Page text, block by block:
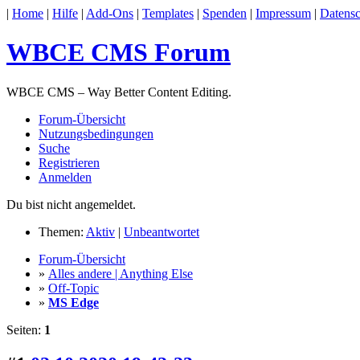
| Home | Hilfe | Add-Ons | Templates | Spenden | Impressum |
WBCE CMS Forum
WBCE CMS – Way Better Content Editing.
Forum-Übersicht
Nutzungsbedingungen
Suche
Registrieren
Anmelden
Du bist nicht angemeldet.
Themen: Aktiv | Unbeantwortet
Forum-Übersicht
» Alles andere | Anything Else
» Off-Topic
» MS Edge
Seiten: 1